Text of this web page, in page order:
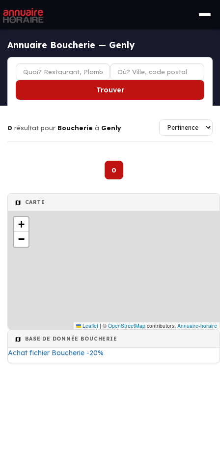
Annuaire Boucherie — Genly
Trouver
0 résultat pour Boucherie à Genly
0
CARTE
+
−
Leaflet | © OpenStreetMap contributors, Annuaire-horaire
BASE DE DONNÉE BOUCHERIE
Achat fichier Boucherie -20%